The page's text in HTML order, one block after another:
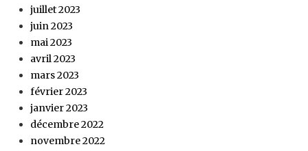
juillet 2023
juin 2023
mai 2023
avril 2023
mars 2023
février 2023
janvier 2023
décembre 2022
novembre 2022